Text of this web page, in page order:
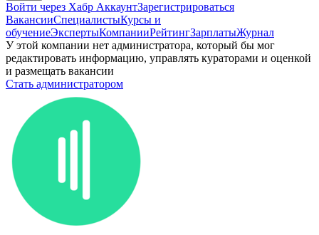
Войти через Хабр АккаунтЗарегистрироваться
ВакансииСпециалистыКурсы и
обучениеЭкспертыКомпанииРейтингЗарплатыЖурнал
У этой компании нет администратора, который бы мог
редактировать информацию, управлять кураторами и оценкой
и размещать вакансии
Стать администратором